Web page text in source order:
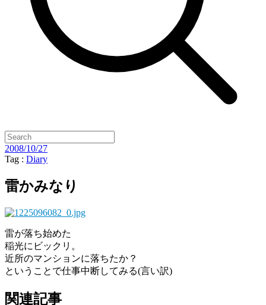
2008/10/27
Tag : Diary
雷かみなり
雷が落ち始めた
稲光にビックリ。
近所のマンションに落ちたか？
ということで仕事中断してみる(言い訳)
関連記事